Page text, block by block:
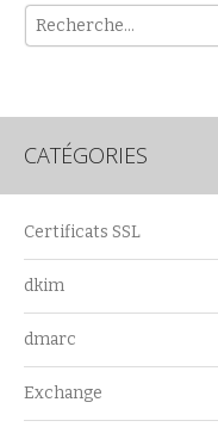
Rech
CATÉGORIES
Certificats SSL
dkim
dmarc
Exchange